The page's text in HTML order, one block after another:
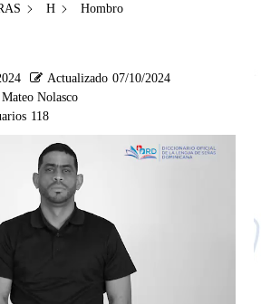
H Hombro
Actualizado 07/10/2024
Nolasco
118